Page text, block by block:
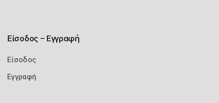
Είσοδος – Εγγραφή
Είσοδος
Εγγραφή